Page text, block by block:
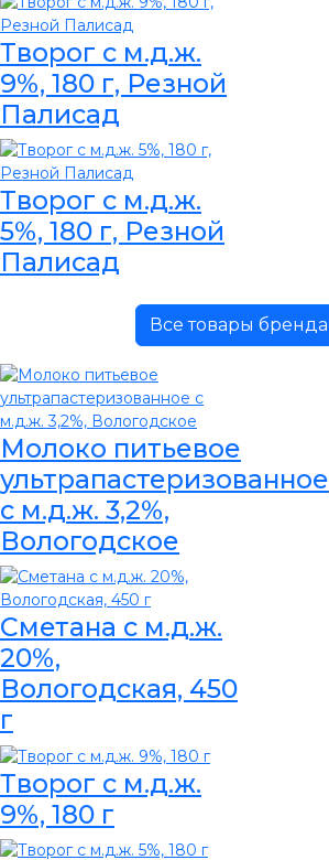
Творог с м.д.ж.
9%, 180 г, Резной
Палисад
Творог с м.д.ж.
5%, 180 г, Резной
Палисад
Все товары бренда
Молоко питьевое
ультрапастеризованное
с м.д.ж. 3,2%,
Вологодское
Сметана с м.д.ж.
20%,
Вологодская, 450
г
Творог с м.д.ж.
9%, 180 г